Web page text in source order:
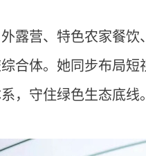
露营、特色农家餐
合体。她同步布局
，守住绿色生态底线。